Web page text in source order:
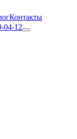
Контакты
04-12